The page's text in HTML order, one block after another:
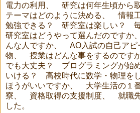
電力の利用、 研究は何年生頃から
テーマはどのように決める、 情報
勉強できる？ 研究室は楽しい？
研究室はどうやって選んだのです
んな人ですか、 AO入試の自己アピ
物、 授業はどんな事をするのです
でも大丈夫？ プログラミングが始
いける？ 高校時代に数学・物理を
ほうがいいですか、 大学生活の１
寮、 資格取得の支援制度、 就職先
した。